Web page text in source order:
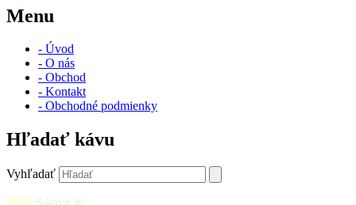
Menu
- Úvod
- O nás
- Obchod
- Kontakt
- Obchodné podmienky
Hľadať kávu
Vyhľadať